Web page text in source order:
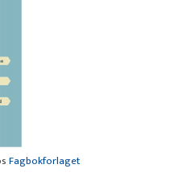
Fagbokforlaget